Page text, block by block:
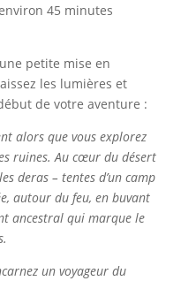
45 minutes
petite mise en
les lumières et
de votre aventure :
alors que vous explorez
ruines. Au cœur du désert
deras – tentes d’un camp
autour du feu, en buvant
ancestral qui marque le
un voyageur du